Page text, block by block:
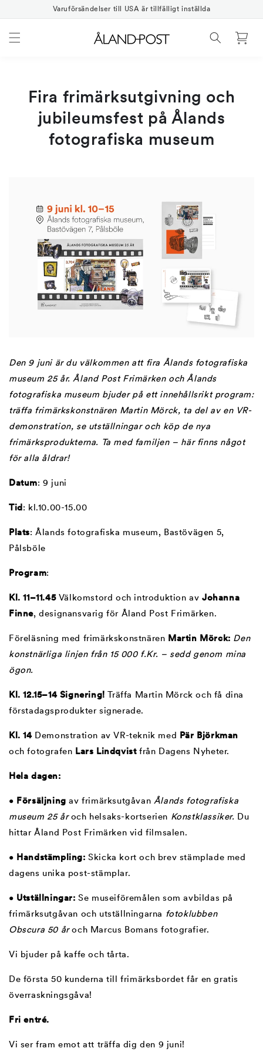
till
Varuförsändelser till USA är tillfälligt inställda
Varukorg
Fira frimärksutgivning och
jubileumsfest på Ålands
fotografiska museum
Den 9 juni är du välkommen att fira Ålands fotografiska
museum 25 år. Åland Post Frimärken och Ålands
fotografiska museum bjuder på ett innehållsrikt program:
träffa frimärkskonstnären Martin Mörck, ta del av en VR-
demonstration, se utställningar och köp de nya
frimärksprodukterna. Ta med familjen – här finns något
för alla åldrar!
Datum: 9 juni
Tid: kl.10.00-15.00
Plats: Ålands fotografiska museum, Bastövägen 5,
Pålsböle
Program:
Kl. 11–11.45 Välkomstord och introduktion avJohanna
Finne, designansvarig för Åland Post Frimärken.
Föreläsning med frimärkskonstnären Martin Mörck: Den
konstnärliga linjen från 15 000 f.Kr. – sedd genom mina
ögon.
Kl. 12.15–14 Signering!Träffa Martin Mörck och få dina
förstadagsprodukter signerade.
Kl. 14 Demonstration av VR-teknik med Pär Björkman
och fotografen Lars Lindqvist från Dagens Nyheter.
Hela dagen:
• Försäljningav frimärksutgåvan Ålands fotografiska
museum 25 åroch helsaks-kortserien Konstklassiker. Du
hittar Åland Post Frimärken vid filmsalen.
• Handstämpling:Skicka kort och brev stämplade med
dagens unika post-stämplar.
• Utställningar:Se museiföremålen som avbildas på
frimärksutgåvan och utställningarna fotoklubben
Obscura 50 åroch Marcus Bomans fotografier.
Vi bjuder på kaffe och tårta.
De första 50 kunderna till frimärksbordet får en gratis
överraskningsgåva!
Fri entré.
Vi ser fram emot att träffa dig den 9 juni!